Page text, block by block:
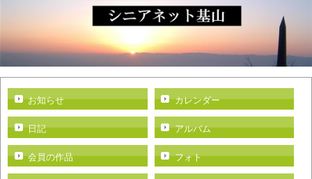
お知らせ カレンダー
日記 アルバム
会員の作品 フォト